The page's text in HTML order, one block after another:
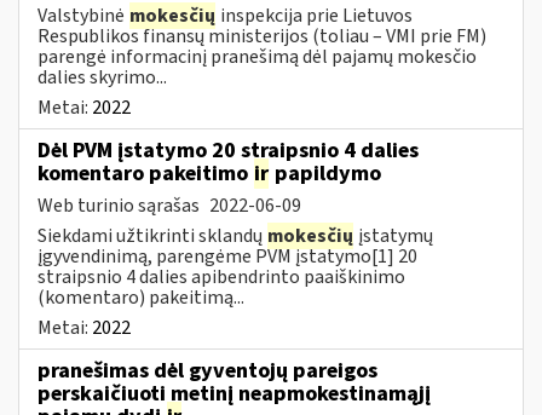
Valstybinė mokesčių inspekcija prie Lietuvos
Respublikos finansų ministerijos (toliau – VMI prie FM)
parengė informacinį pranešimą dėl pajamų mokesčio
dalies skyrimo...
Metai: 2022
Dėl PVM įstatymo 20 straipsnio 4 dalies
komentaro pakeitimo ir papildymo
Web turinio sąrašas 2022-06-09
Siekdami užtikrinti sklandų mokesčių įstatymų
įgyvendinimą, parengėme PVM įstatymo[1] 20
straipsnio 4 dalies apibendrinto paaiškinimo
(komentaro) pakeitimą...
Metai: 2022
pranešimas dėl gyventojų pareigos
perskaičiuoti metinį neapmokestinamąjį